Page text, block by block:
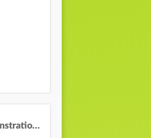
Auto-Anschlag auf Demonstration in München: